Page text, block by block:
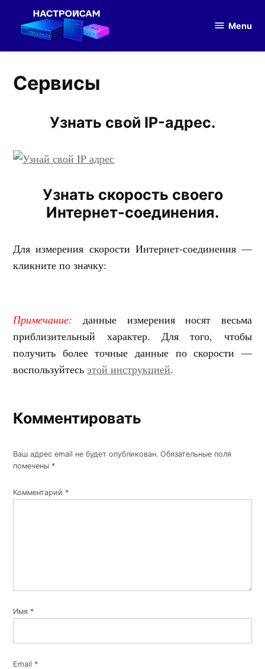
оборудования
Menu
Сервисы
Узнать свой IP-адрес.
Узнать скорость своего
Интернет-соединения.
Для измерения скорости Интернет-соединения —
кликните по значку:
Примечание: данные измерения носят весьма
приблизительный характер. Для того, чтобы
получить более точные данные по скорости —
воспользуйтесьэтой инструкцией.
Комментировать
Ваш адрес email не будет опубликован. Обязательные поля
помечены *
Комментарий *
Имя *
Email *